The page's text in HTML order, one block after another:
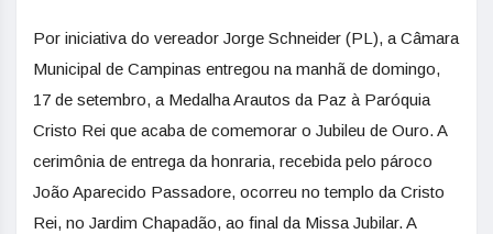
Por iniciativa do vereador Jorge Schneider (PL), a Câmara
Municipal de Campinas entregou na manhã de domingo,
17 de setembro, a Medalha Arautos da Paz à Paróquia
Cristo Rei que acaba de comemorar o Jubileu de Ouro. A
cerimônia de entrega da honraria, recebida pelo pároco
João Aparecido Passadore, ocorreu no templo da Cristo
Rei, no Jardim Chapadão, ao final da Missa Jubilar. A